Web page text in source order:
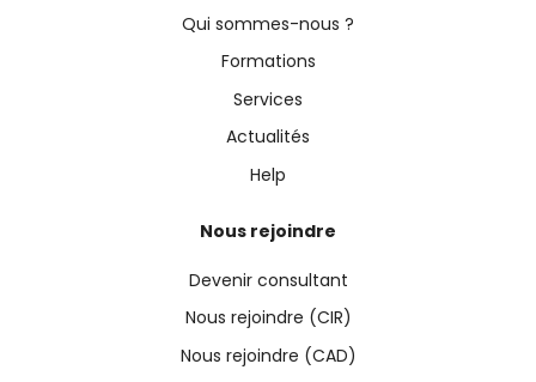
Qui sommes-nous ?
Formations
Services
Actualités
Help
Nous rejoindre
Devenir consultant
Nous rejoindre (CIR)
Nous rejoindre (CAD)